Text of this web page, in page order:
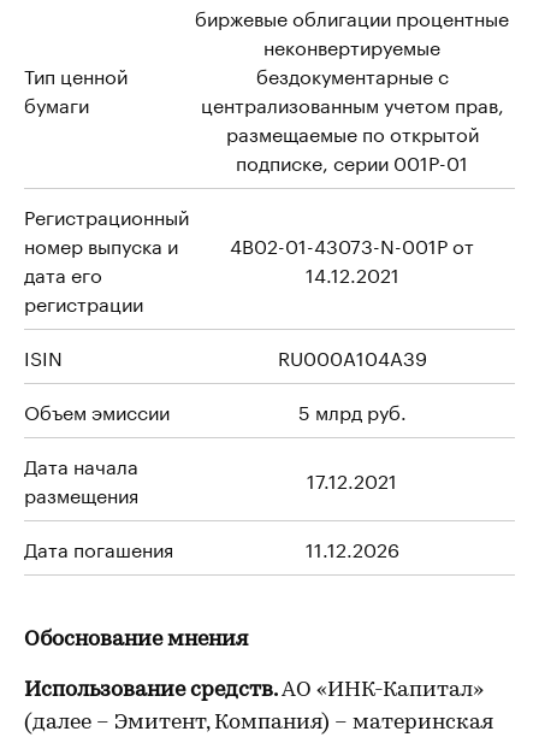
Тип ценной
бумаги
биржевые облигации процентные
неконвертируемые
бездокументарные с
централизованным учетом прав,
размещаемые по открытой
подписке, серии 001Р-01
Регистрационный
номер выпуска и
дата его
регистрации
4B02-01-43073-N-001P от
14.12.2021
ISIN
RU000A104A39
Объем эмиссии
5 млрд руб.
Дата начала
размещения
17.12.2021
Дата погашения 11.12.2026
Обоснование мнения
Использование средств.АО «ИНК-Капитал»
(далее – Эмитент, Компания) – материнская